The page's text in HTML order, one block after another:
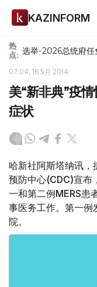
KAZINFORM
热
点: 选举-2026总统府任
07:04, 16 5月 2014
美“新非典”疫
症状
哈新社阿斯塔纳讯
预防中心(CDC)宣布
一和第二例MERS患
事医务工作。第一例
院。